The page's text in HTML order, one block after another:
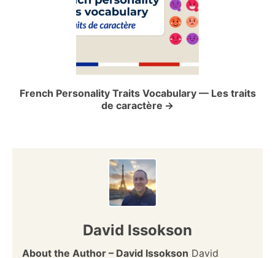
oFrench Personality Traits Vocabulary — Les traits
de caractère
David Issokson
About the Author – David Issokson David